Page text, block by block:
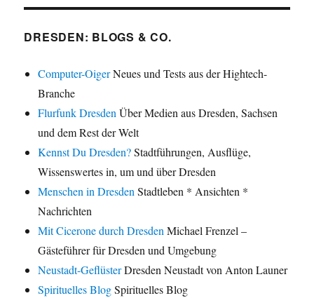
DRESDEN: BLOGS & CO.
Computer-OigerNeues und Tests aus der Hightech-
Branche
Flurfunk Dresden Über Medien aus Dresden, Sachsen
und dem Rest der Welt
Kennst Du Dresden?Stadtführungen, Ausflüge,
Wissenswertes in, um und über Dresden
Menschen in Dresden Stadtleben * Ansichten *
Nachrichten
Mit Cicerone durch Dresden Michael Frenzel –
Gästeführer für Dresden und Umgebung
Neustadt-GeflüsterDresden Neustadt von Anton Launer
Spirituelles BlogSpirituelles Blog